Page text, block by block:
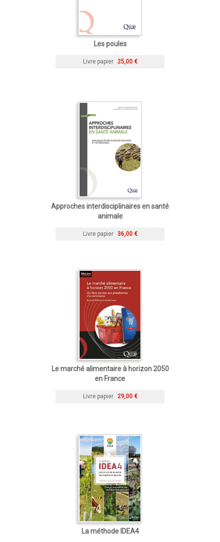
Les poules
Livre papier 25,00 €
Approches interdisciplinaires en santé
animale
Livre papier 36,00 €
Le marché alimentaire à horizon 2050
en France
Livre papier 29,00 €
La méthode IDEA4